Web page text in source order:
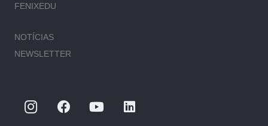
FENIXEDU
NOTÍCIAS
NEWSLETTER